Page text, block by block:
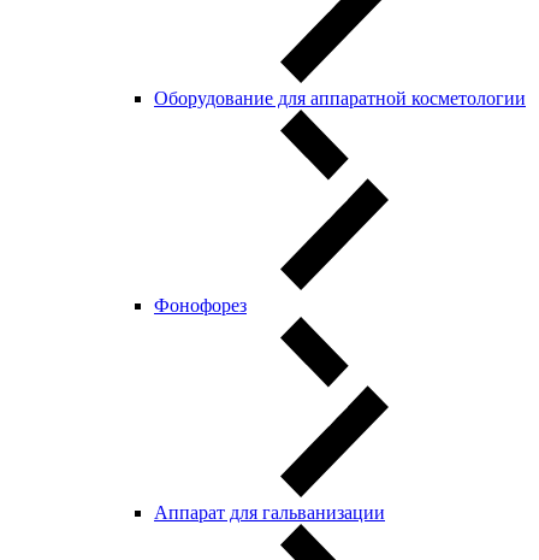
Оборудование для аппаратной косметологии
Фонофорез
Аппарат для гальванизации